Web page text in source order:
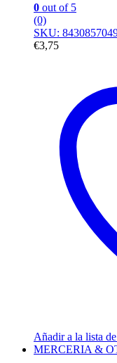
0 out of 5
(0)
SKU:
€3,75
Añadir a la lista de
MERCERIA &